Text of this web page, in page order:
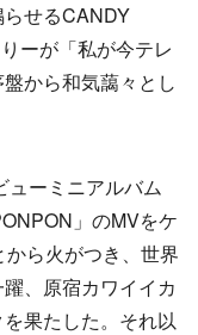
せるCANDY
ーが「私が今テレ
から和気藹々とし
ーミニアルバム
」のMVをケ
ら火がつき、世界
、原宿カワイイカ
果たした。それ以